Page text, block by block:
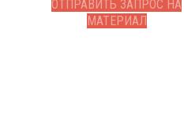
ОТПРАВИТЬ ЗАПРОС НА
МАТЕРИАЛ